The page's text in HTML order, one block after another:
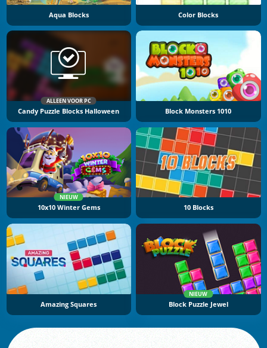
Aqua Blocks Color Blocks
ALLEEN VOOR PC
Candy Puzzle Blocks Halloween Block Monsters 1010
NIEUW
10x10 Winter Gems 10 Blocks
Amazing Squares
NIEUW
Block Puzzle Jewel